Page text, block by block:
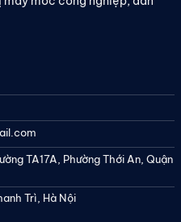
TA17A, Phường Thới An, Quận
Trì, Hà Nội